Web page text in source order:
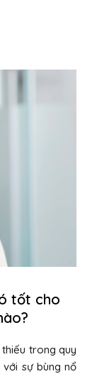
tốt cho
trong quy
với sự bùng nổ